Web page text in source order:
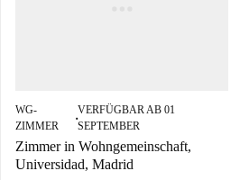
WG-
ZIMMER
■
VERFÜGBAR AB 01
SEPTEMBER
Zimmer in Wohngemeinschaft,
Universidad, Madrid